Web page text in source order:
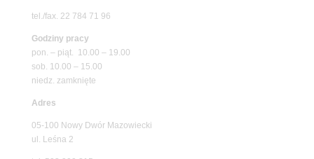
tel./fax. 22 784 71 96
Godziny pracy
pon. – piąt. 10.00 – 19.00
sob. 10.00 – 15.00
niedz. zamknięte
Adres
05-100 Nowy Dwór Mazowiecki
ul. Leśna 2